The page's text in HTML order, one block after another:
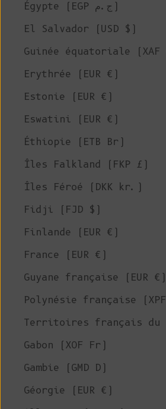
Égypte (EGP ج.م)
El Salvador (USD $)
Guinée équatoriale (XAF
Erythrée (EUR €)
Estonie (EUR €)
Eswatini (EUR €)
Éthiopie (ETB Br)
Îles Falkland (FKP £)
Îles Féroé (DKK kr.)
Fidji (FJD $)
Finlande (EUR €)
France (EUR €)
Guyane française (EUR €)
Polynésie française
Territoires français du
Gabon (XOF Fr)
Gambie (GMD D)
Géorgie (EUR €)